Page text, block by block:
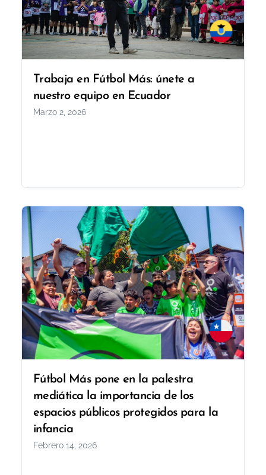
Trabaja en Fútbol Más: únete a
nuestro equipo en Ecuador
Marzo 2, 2026
Fútbol Más pone en la palestra
mediática la importancia de los
espacios públicos protegidos para la
infancia
Febrero 14, 2026